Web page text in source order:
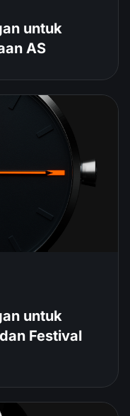
untuk
AS
untuk
Festival